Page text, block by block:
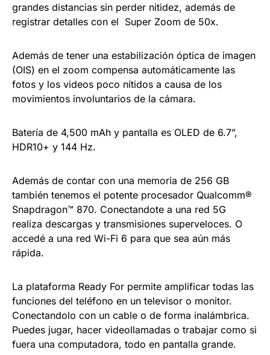
grandes distancias sin perder nitidez, además de
registrar detalles con el Super Zoom de 50x.
Además de tener una estabilización óptica de imagen
(OIS) en el zoom compensa automáticamente las
fotos y los videos poco nítidos a causa de los
movimientos involuntarios de la cámara.
Batería de 4,500 mAh y pantalla es OLED de 6.7”,
HDR10+ y 144 Hz.
Además de contar con una memoria de 256 GB
también tenemos el potente procesador Qualcomm®
Snapdragon™ 870. Conectandote a una red 5G
realiza descargas y transmisiones superveloces. O
accedé a una red Wi-Fi 6 para que sea aún más
rápida.
La plataforma Ready For permite amplificar todas las
funciones del teléfono en un televisor o monitor.
Conectandolo con un cable o de forma inalámbrica.
Puedes jugar, hacer videollamadas o trabajar como si
fuera una computadora, todo en pantalla grande.